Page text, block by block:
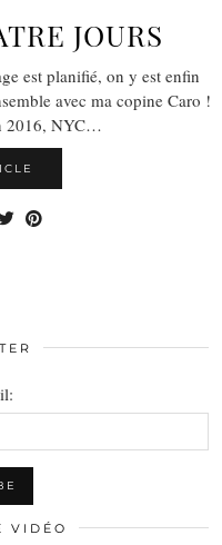
JOURS
est planifié, on y est enfin
avec ma copine Caro !
2016, NYC…
VIDÉO